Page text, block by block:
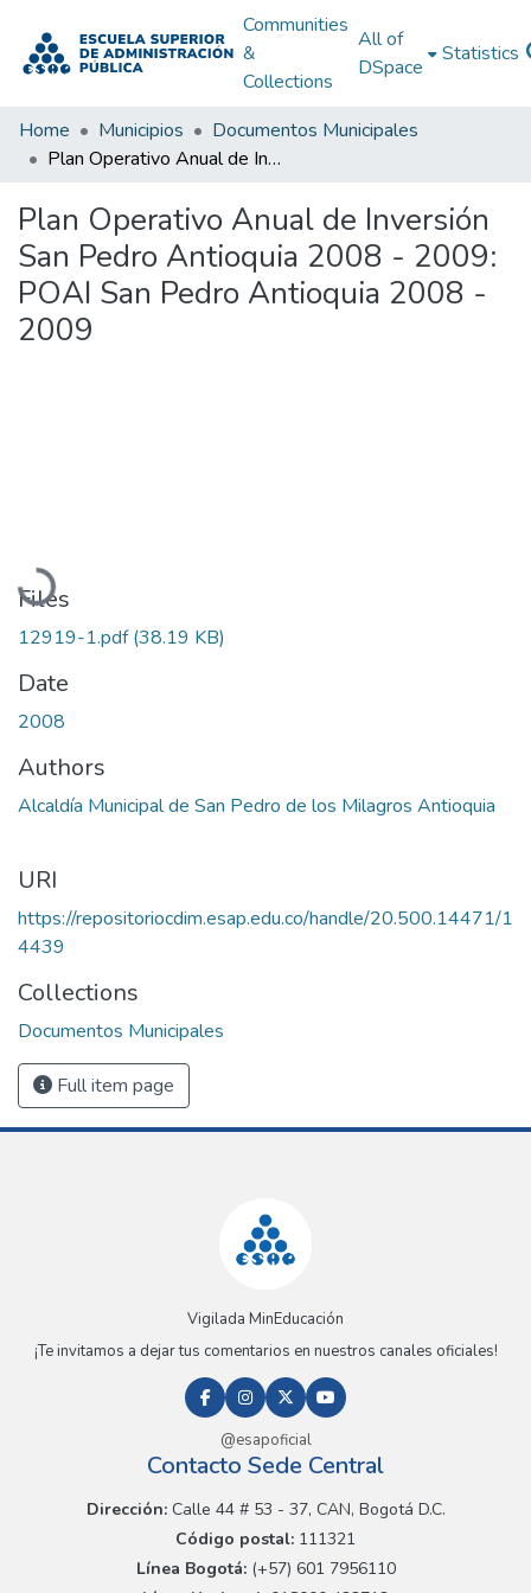
Communities
&
Collections
All of
DSpace
Statistics
Home Municipios
Documentos Municipales
Plan Operativo Anual de Inversión San Pedro Antioquia 2008 - 2009: POAI San Pedro Antioquia 2008 - 2009
Plan Operativo Anual de Inversión
San Pedro Antioquia 2008 - 2009:
POAI San Pedro Antioquia 2008 -
2009
Loading...
Files
12919-1.pdf(38.19 KB)
Date
2008
Authors
Alcaldía Municipal de San Pedro de los Milagros Antioquia
URI
https://repositoriocdim.esap.edu.co/handle/20.500.14471/1
4439
Collections
Documentos Municipales
Full item page
Vigilada MinEducación
¡Te invitamos a dejar tus comentarios en nuestros canales oficiales!
@esapoficial
Contacto Sede Central
Dirección:Calle 44 # 53 - 37, CAN, Bogotá D.C.
Código postal: 111321
Línea Bogotá:(+57) 601 7956110